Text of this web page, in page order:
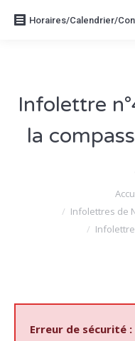
Horaires/Calendrier/
Infolettre
la
Infolettres de
Erreur de sécurité :